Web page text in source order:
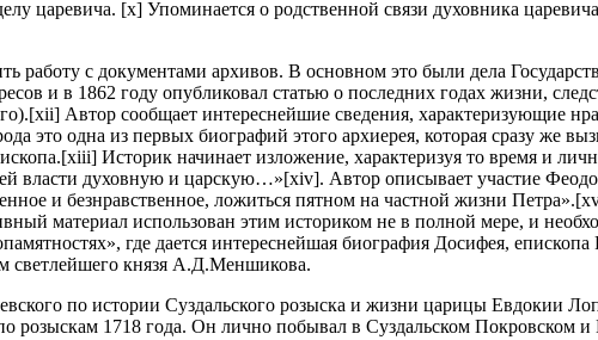
царевича. [x] Упоминается о родственной связи духовника
с документами архивов. В основном это были дела
и в 1862 году опубликовал статью о последних годах жизни,
Автор сообщает интереснейшие сведения, характеризующие
это одна из первых биографий этого архиерея, которая сразу же
Историк начинает изложение, характеризуя то время и
власти духовную и царскую…»[xiv]. Автор описывает участие
и безнравственное, ложиться пятном на частной жизни
материал использован этим историком не в полной мере, и
где дается интереснейшая биография Досифея,
светлейшего князя А.Д.Меншикова.
по истории Суздальского розыска и жизни царицы Евдокии
розыскам 1718 года. Он лично побывал в Суздальском Покровском